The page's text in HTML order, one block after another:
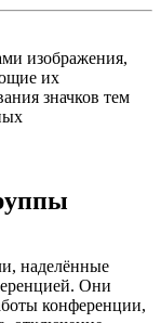
изображения,
их
значков тем
наделённые
Они
конференции,